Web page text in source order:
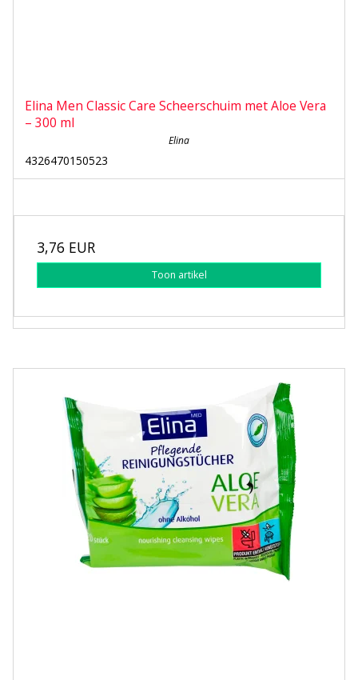
Elina Men Classic Care Scheerschuim met Aloe Vera
– 300 ml
Elina
4326470150523
3,76 EUR
Toon artikel